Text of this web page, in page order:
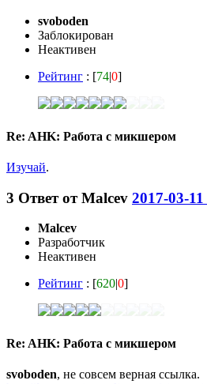
svoboden
Заблокирован
Неактивен
Рейтинг : [74|0]
Re: AHK: Работа с микшером
Изучай.
3 Ответ отMalcev 2017-03-
Malcev
Разработчик
Неактивен
Рейтинг : [620|0]
Re: AHK: Работа с микшером
svoboden, не совсем верная ссылка.